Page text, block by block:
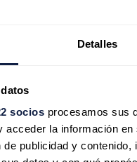
Detalles
socios procesamos sus
acceder la información
publicidad y